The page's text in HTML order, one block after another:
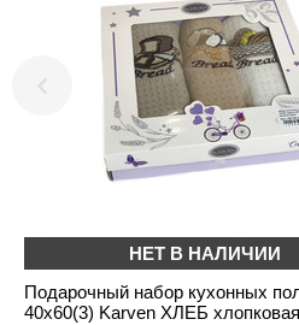
НЕТ В НАЛИЧИИ
Подарочный набор кухонных
40х60(3) Karven ХЛЕБ